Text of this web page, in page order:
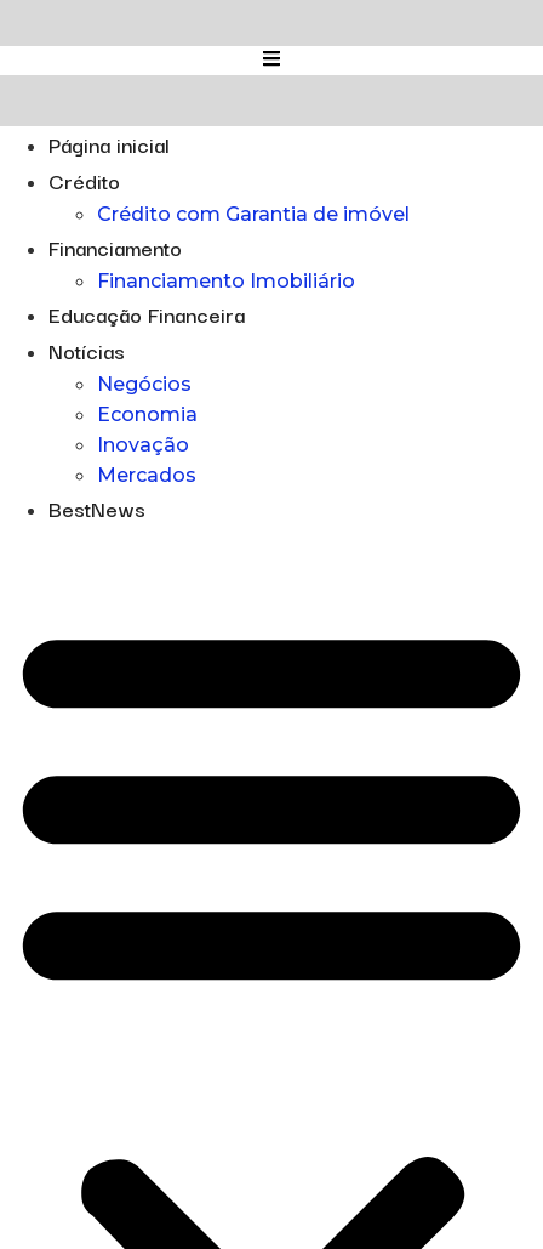
para
o
Página inicial
Crédito
Crédito com Garantia de imóvel
Financiamento
Financiamento Imobiliário
Educação Financeira
Notícias
Negócios
Economia
Inovação
Mercados
BestNews